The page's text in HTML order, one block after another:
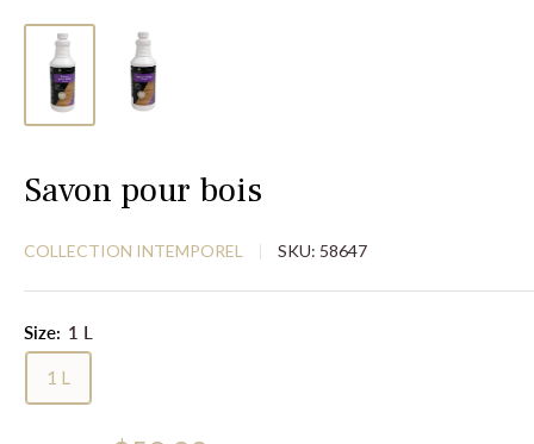
Savon pour bois
COLLECTION INTEMPOREL SKU: 58647
Size: 1 L
1 L